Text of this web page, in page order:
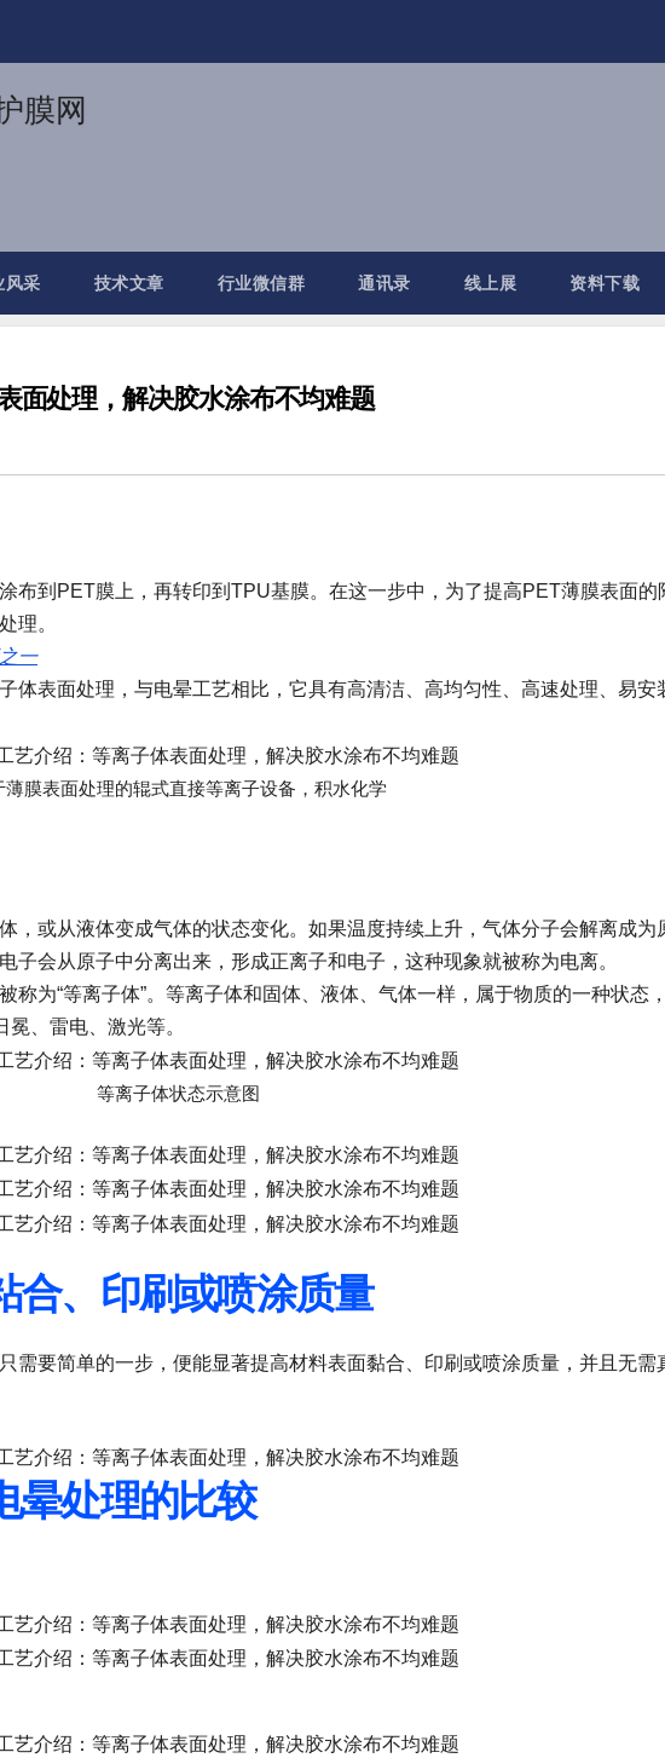
风采 技术文章 行业微信群 通讯录 线上展 资料下载
面处理，解决胶水涂布不均难题
布到PET膜上，再转印到TPU基膜。在这一步中，为了提高PET薄膜表面的
理。
一
表面处理，与电晕工艺相比，它具有高清洁、高均匀性、高速处理、易安
薄膜表面处理的辊式直接等离子设备，积水化学
，或从液体变成气体的状态变化。如果温度持续上升，气体分子会解离成为
子会从原子中分离出来，形成正离子和电子，这种现象就被称为电离。
称为“等离子体”。等离子体和固体、液体、气体一样，属于物质的一种状态
、雷电、激光等。
等离子体状态示意图
合、印刷或喷涂质量
需要简单的一步，便能显著提高材料表面黏合、印刷或喷涂质量，并且无需
晕处理的比较